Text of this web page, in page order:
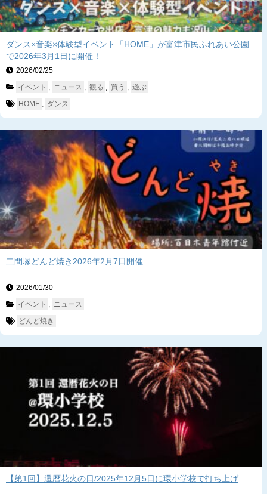
ダンス×音楽×体験型イベント「HOME」が富津市民ふれあい公園
で2026年3月1日に開催！
2026/02/25
イベント
ニュース 観る 買う
遊ぶ
HOME
ダンス
二間塚どんど焼き2026年2月7日開催
2026/01/30
イベント
ニュース
どんど焼き
【第1回】還暦花火の日/2025年12月5日に環小学校で打ち上げ